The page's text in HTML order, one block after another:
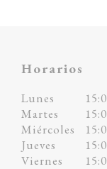
Horarios
Lunes
Martes
Miércoles
Jueves
Viernes